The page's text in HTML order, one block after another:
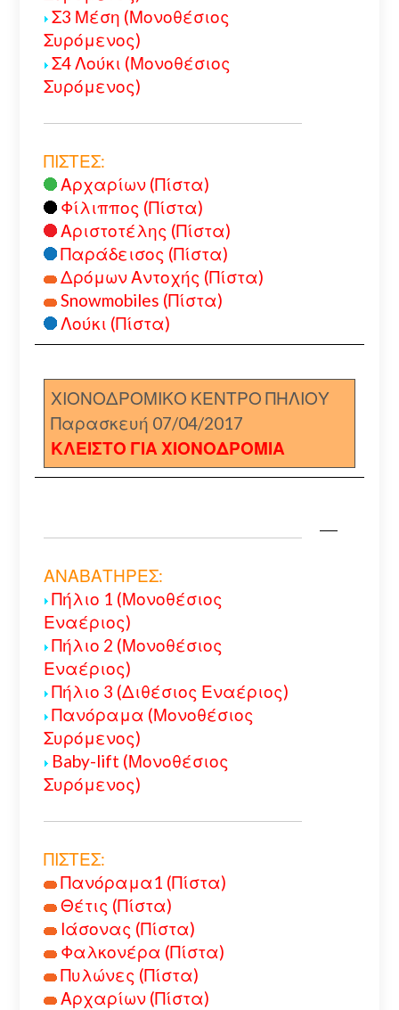
Σ3 Μέση (Μονοθέσιος
Συρόμενος)
Σ4 Λούκι (Μονοθέσιος
Συρόμενος)
ΠΙΣΤΕΣ:
Αρχαρίων (Πίστα)
Φίλιππος (Πίστα)
Αριστοτέλης (Πίστα)
Παράδεισος (Πίστα)
Δρόμων Αντοχής (Πίστα)
Snowmobiles (Πίστα)
Λούκι (Πίστα)
ΧΙΟΝΟΔΡΟΜΙΚΟ ΚΕΝΤΡΟ ΠΗΛΙΟΥ
Παρασκευή 07/04/2017
ΚΛΕΙΣΤΟ ΓΙΑ ΧΙΟΝΟΔΡΟΜΙΑ
ΑΝΑΒΑΤΗΡΕΣ:
Πήλιο 1 (Μονοθέσιος
Εναέριος)
Πήλιο 2 (Μονοθέσιος
Εναέριος)
Πήλιο 3 (Διθέσιος Εναέριος)
Πανόραμα (Μονοθέσιος
Συρόμενος)
Baby-lift (Μονοθέσιος
Συρόμενος)
ΠΙΣΤΕΣ:
Πανόραμα1 (Πίστα)
Θέτις (Πίστα)
Ιάσονας (Πίστα)
Φαλκονέρα (Πίστα)
Πυλώνες (Πίστα)
Αρχαρίων (Πίστα)